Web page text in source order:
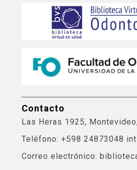
Contacto
Las Heras 1925,
Teléfono: +598 24873048
Correo electrónico: